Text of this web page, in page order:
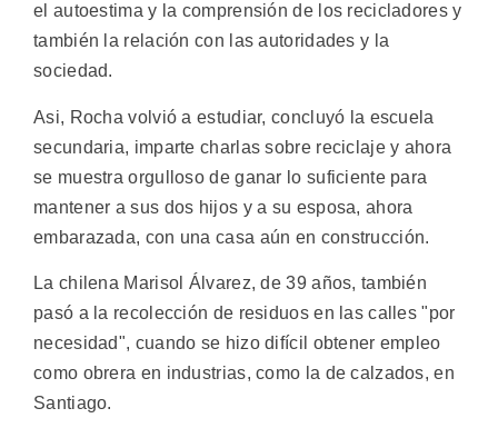
el autoestima y la comprensión de los recicladores y
también la relación con las autoridades y la
sociedad.
Asi, Rocha volvió a estudiar, concluyó la escuela
secundaria, imparte charlas sobre reciclaje y ahora
se muestra orgulloso de ganar lo suficiente para
mantener a sus dos hijos y a su esposa, ahora
embarazada, con una casa aún en construcción.
La chilena Marisol Álvarez, de 39 años, también
pasó a la recolección de residuos en las calles "por
necesidad", cuando se hizo difícil obtener empleo
como obrera en industrias, como la de calzados, en
Santiago.